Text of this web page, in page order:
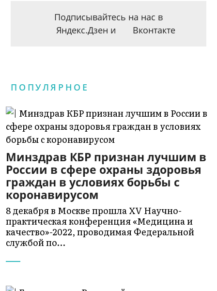
Подписывайтесь на нас в
Яндекс.Дзен и Вконтакте
ПОПУЛЯРНОЕ
Минздрав КБР признан лучшим в
России в сфере охраны здоровья
граждан в условиях борьбы с
коронавирусом
8 декабря в Москве прошла XV Научно-
практическая конференция «Медицина и
качество»-2022, проводимая Федеральной
службой по…